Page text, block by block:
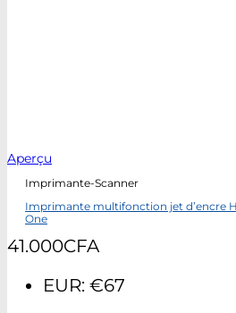
Aperçu
Imprimante-Scanner
Imprimante multifonction jet d’encre
One
41.000CFA
EUR: €67